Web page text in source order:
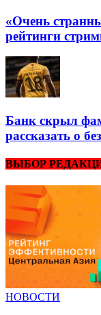
«Очень
рейтинги
Банк скрыл
рассказать о
ВЫБОР
НОВОСТИ